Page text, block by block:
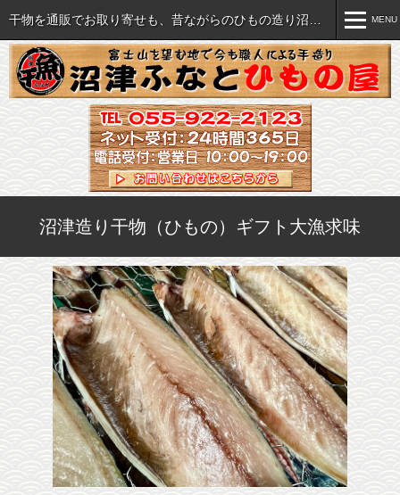
MENU
MENU
おいしい干物各種
セット・詰め合わせ
海産珍味など各種
すべての商品を見る
飲食店様へ(業販）
ご注文について
ご注文方法
特商法に関する表記
送料・手数料一覧
干物の旨さの秘密
干物調理の秘訣
干物保存の秘訣
直売店のご案内
会社概要
お客様の声
沼津造り干物（ひもの）ギフト大漁求味